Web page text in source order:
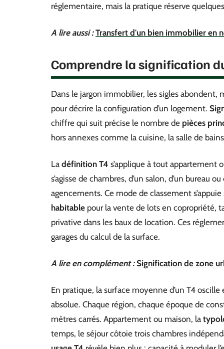
réglementaire, mais la pratique réserve
A lire aussi : Transfert d'un bien immobilier en
Comprendre la signification
Dans le jargon immobilier, les sigles abondent,
pour décrire la configuration d’un logement.
chiffre qui suit précise le nombre de pièces
hors annexes comme la cuisine, la salle de
La définition T4 s’applique à tout appartement
s’agisse de chambres, d’un salon, d’un bureau
agencements. Ce mode de classement
habitable pour la vente de lots en copropriété,
privative dans les baux de location. Ces
garages du calcul de la surface.
A lire en complément : Signification de zone
En pratique, la surface moyenne d’un T4
absolue. Chaque région, chaque époque de
mètres carrés. Appartement ou maison, la
temps, le séjour côtoie trois chambres